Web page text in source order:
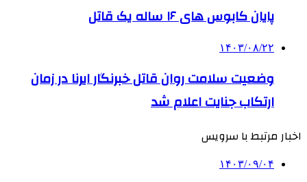
پایان کابوس های ۱۶ ساله یک قاتل
۱۴۰۳/۰۸/۲۲
وضعیت سلامت روان قاتل خبرنگار ایرنا در زمان
ارتکاب جنایت اعلام شد
اخبار مرتبط با سرویس
۱۴۰۳/۰۹/۰۴